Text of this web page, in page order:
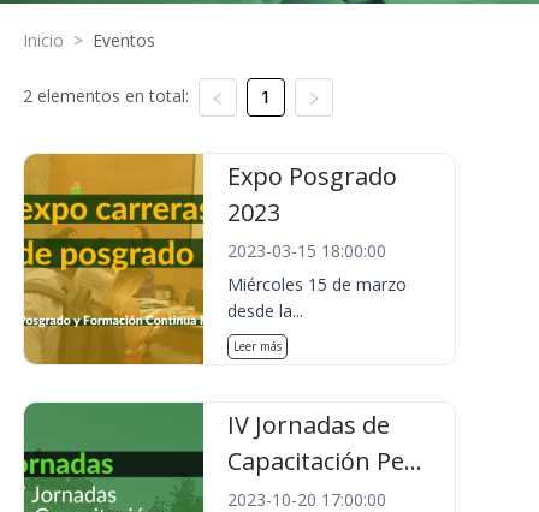
Inicio > Eventos
2 elementos en total: 1
Expo Posgrado
2023
2023-03-15 18:00:00
Miércoles 15 de marzo
desde la...
Leer más
IV Jornadas de
Capacitación Pe...
2023-10-20 17:00:00